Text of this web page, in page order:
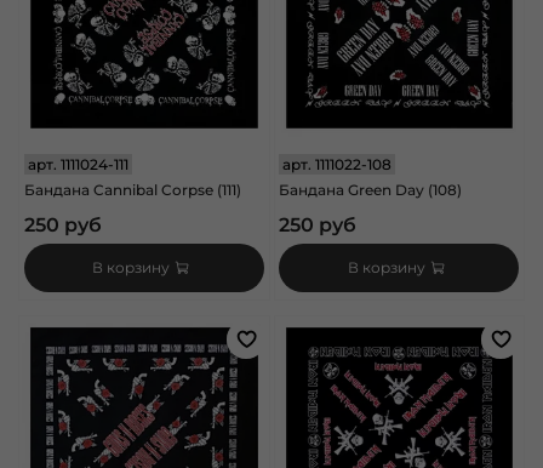
арт. 1111024-111
Бандана Cannibal Corpse (111)
250 руб
В корзину
арт.1111022-108
Бандана Green Day (108)
250 руб
В корзину